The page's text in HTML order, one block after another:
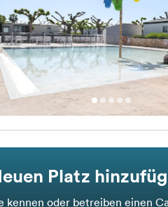
Platz
kennen oder betreiben einen